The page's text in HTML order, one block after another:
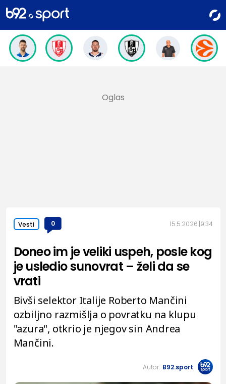
Vesti 0 15.5.2026. 9:34
Doneo im je veliki uspeh, posle kog
je usledio sunovrat – želi da se
vrati
Bivši selektor Italije Roberto Mančini
ozbiljno razmišlja o povratku na klupu
"azura", otkrio je njegov sin Andrea
Mančini.
Autor: B92.sport